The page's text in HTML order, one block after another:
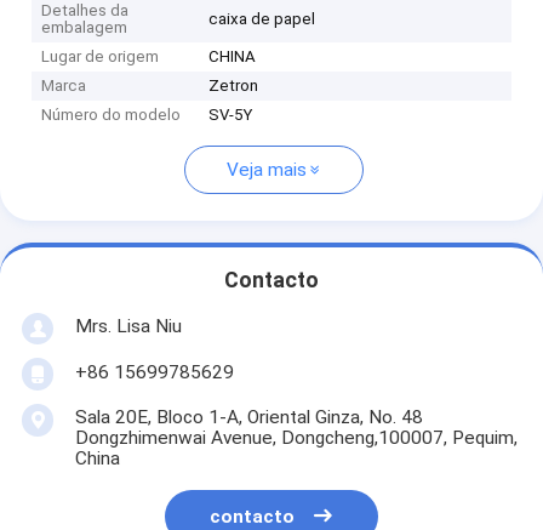
Detalhes da
embalagem
caixa de papel
Lugar de origem
CHINA
Marca
Zetron
Número do modelo
SV-5Y
Veja mais
Contacto
Mrs. Lisa Niu
+86 15699785629
Sala 20E, Bloco 1-A, Oriental Ginza, No. 48
Dongzhimenwai Avenue, Dongcheng,100007, Pequim,
China
contacto